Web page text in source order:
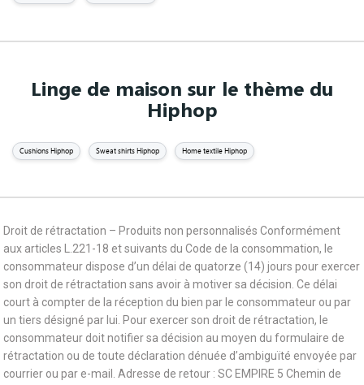
Linge de maison sur le thème du
Hiphop
Cushions Hiphop Sweat shirts Hiphop Home textile Hiphop
Droit de rétractation – Produits non personnalisés Conformément
aux articles L.221-18 et suivants du Code de la consommation, le
consommateur dispose d’un délai de quatorze (14) jours pour exercer
son droit de rétractation sans avoir à motiver sa décision. Ce délai
court à compter de la réception du bien par le consommateur ou par
un tiers désigné par lui. Pour exercer son droit de rétractation, le
consommateur doit notifier sa décision au moyen du formulaire de
rétractation ou de toute déclaration dénuée d’ambiguïté envoyée par
courrier ou par e-mail. Adresse de retour : SC EMPIRE 5 Chemin de